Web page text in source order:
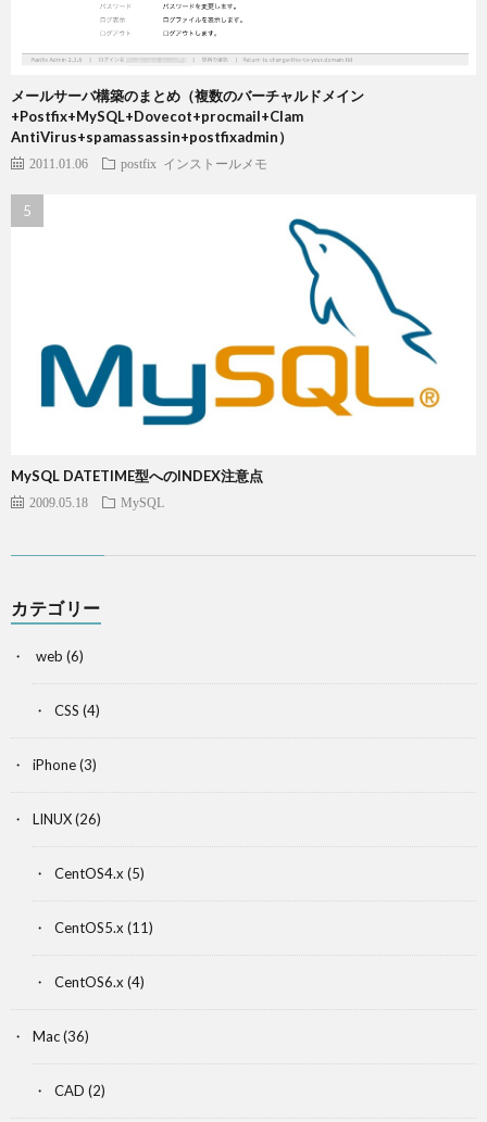
メールサーバ構築のまとめ（複数のバーチャルドメイン
+Postfix+MySQL+Dovecot+procmail+Clam
AntiVirus+spamassassin+postfixadmin）
2011.01.06 postfix インストールメモ
MySQL DATETIME型へのINDEX注意点
2009.05.18 MySQL
カテゴリー
web (6)
CSS (4)
iPhone(3)
LINUX(26)
CentOS4.x (5)
CentOS5.x (11)
CentOS6.x (4)
Mac(36)
CAD (2)